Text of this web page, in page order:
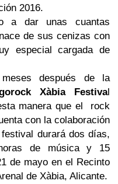
2016.
a dar unas cuantas
de sus cenizas con
especial cargada de
después de la
Xàbia Festival
manera que el rock
con la colaboración
durará dos días,
de música y 15
de mayo en el Recinto
de Xàbia, Alicante.